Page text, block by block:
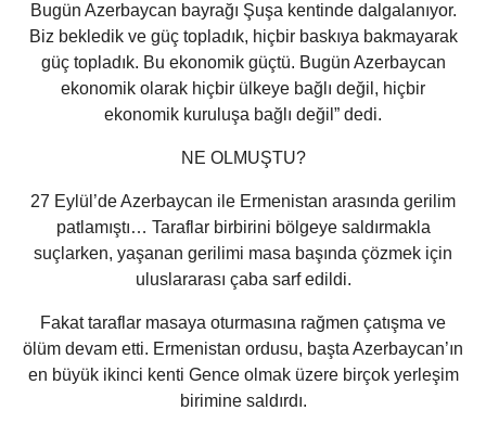
Bugün Azerbaycan bayrağı Şuşa kentinde dalgalanıyor.
Biz bekledik ve güç topladık, hiçbir baskıya bakmayarak
güç topladık. Bu ekonomik güçtü. Bugün Azerbaycan
ekonomik olarak hiçbir ülkeye bağlı değil, hiçbir
ekonomik kuruluşa bağlı değil” dedi.
NE OLMUŞTU?
27 Eylül’de Azerbaycan ile Ermenistan arasında gerilim
patlamıştı… Taraflar birbirini bölgeye saldırmakla
suçlarken, yaşanan gerilimi masa başında çözmek için
uluslararası çaba sarf edildi.
Fakat taraflar masaya oturmasına rağmen çatışma ve
ölüm devam etti. Ermenistan ordusu, başta Azerbaycan’ın
en büyük ikinci kenti Gence olmak üzere birçok yerleşim
birimine saldırdı.